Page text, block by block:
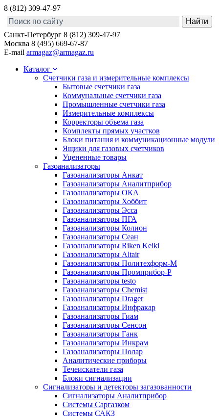
8 (812) 309-47-97
Санкт-Петербург 8 (812) 309-47-97
Москва 8 (495) 669-67-87
E-mail armagaz@armagaz.ru
Каталог
Счетчики газа и измерительные комплексы
Бытовые счетчики газа
Коммунальные счетчики газа
Промышленные счетчики газа
Измерительные комплексы
Корректоры объема газа
Комплекты прямых участков
Блоки питания и коммуникационные модули
Ящики для газовых счетчиков
Уцененные товары
Газоанализаторы
Газоанализаторы Анкат
Газоанализаторы Аналитприбор
Газоанализаторы ОКА
Газоанализаторы Хоббит
Газоанализаторы Эсса
Газоанализаторы ПГА
Газоанализаторы Колион
Газоанализаторы Сеан
Газоанализаторы Riken Keiki
Газоанализаторы Altair
Газоанализаторы Политехформ-М
Газоанализаторы Промприбор-Р
Газоанализаторы testo
Газоанализаторы Chemist
Газоанализаторы Drager
Газоанализаторы Инфракар
Газоанализаторы Гиам
Газоанализаторы Сенсон
Газоанализаторы Ганк
Газоанализаторы Инкрам
Газоанализаторы Полар
Аналитические приборы
Течеискатели газа
Блоки сигнализации
Сигнализаторы и детекторы загазованности
Сигнализаторы Аналитприбор
Системы Саргазком
Системы САКЗ